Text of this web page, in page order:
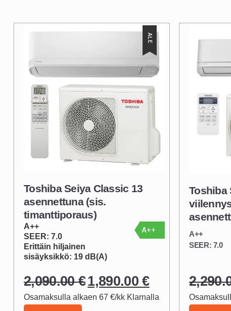
ALE
Toshiba Seiya Classic 13
asennettuna (sis.
timanttiporaus)
A++
SEER: 7.0
Erittäin hiljainen
sisäyksikkö: 19 dB(A)
A++
2,090.00€ Alkuperäinen
hinta
1,890.00€Nykyinen
hinta
Osamaksulla alkaen 67 €/kk Klarnalla
Toshiba
A++
SEER: 7.0